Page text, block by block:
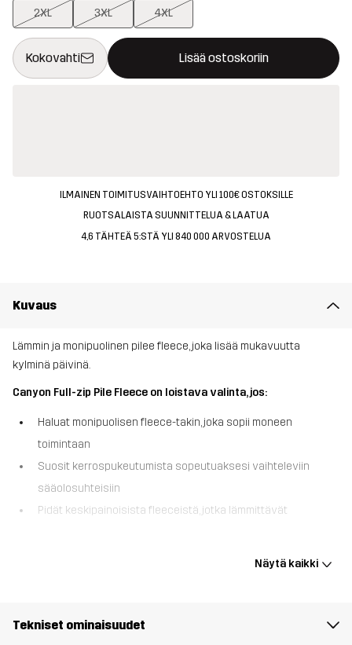
2XL 3XL 4XL
Kokovahti Lisää ostoskoriin
Tämä painike avaa ikkunan, joka vahvistaa uuden tuotteen
{{size}} ei saatavilla
ILMAINEN TOIMITUSVAIHTOEHTO YLI 100€ OSTOKSILLE
RUOTSALAISTA SUUNNITTELUA & LAATUA
4,6 TÄHTEÄ 5:STÄ YLI 840 000 ARVOSTELUA
Kuvaus
Lämmin ja monipuolinen pilee fleece, joka lisää mukavuutta
kylminä päivinä.
Canyon Full-zip Pile Fleece on loistava valinta, jos:
Haluat monipuolisen fleece-takin, joka sopii moneen
toimintaan
Suosit kerrospukeutumista sopeutuaksesi vaihteleviin
sääolosuhteisiin
Pidät keskipainoisista fleeceistä, jotka lämmittävät
on muotoiltu antamaan lisäeristystä kylminä päivinä. Tämä
täysipitkä vetoketju tekevät siitä täydellisen välikerroksen
Näytä kaikki
Tekniset ominaisuudet